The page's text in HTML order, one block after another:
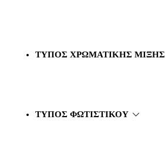
ΤΎΠΟΣ ΧΡΩΜΑΤΙΚΉΣ ΜΊΞΗΣ
ΤΎΠΟΣ ΦΩΤΙΣΤΙΚΟΎ